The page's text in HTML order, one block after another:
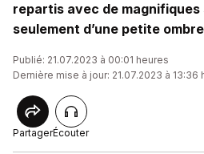
repartis avec de
seulement d’une petite
Publié: 21.07.2023 à 00:01 heures
Dernière mise à jour: 21.07.2023 à 13:36
PartagerÉcouter